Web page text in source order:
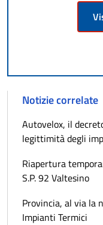
Notizie correlate
Autovelox, il
legittimità degli
Riapertura
S.P. 92 Valtesino
Provincia, al via la
Impianti Termici